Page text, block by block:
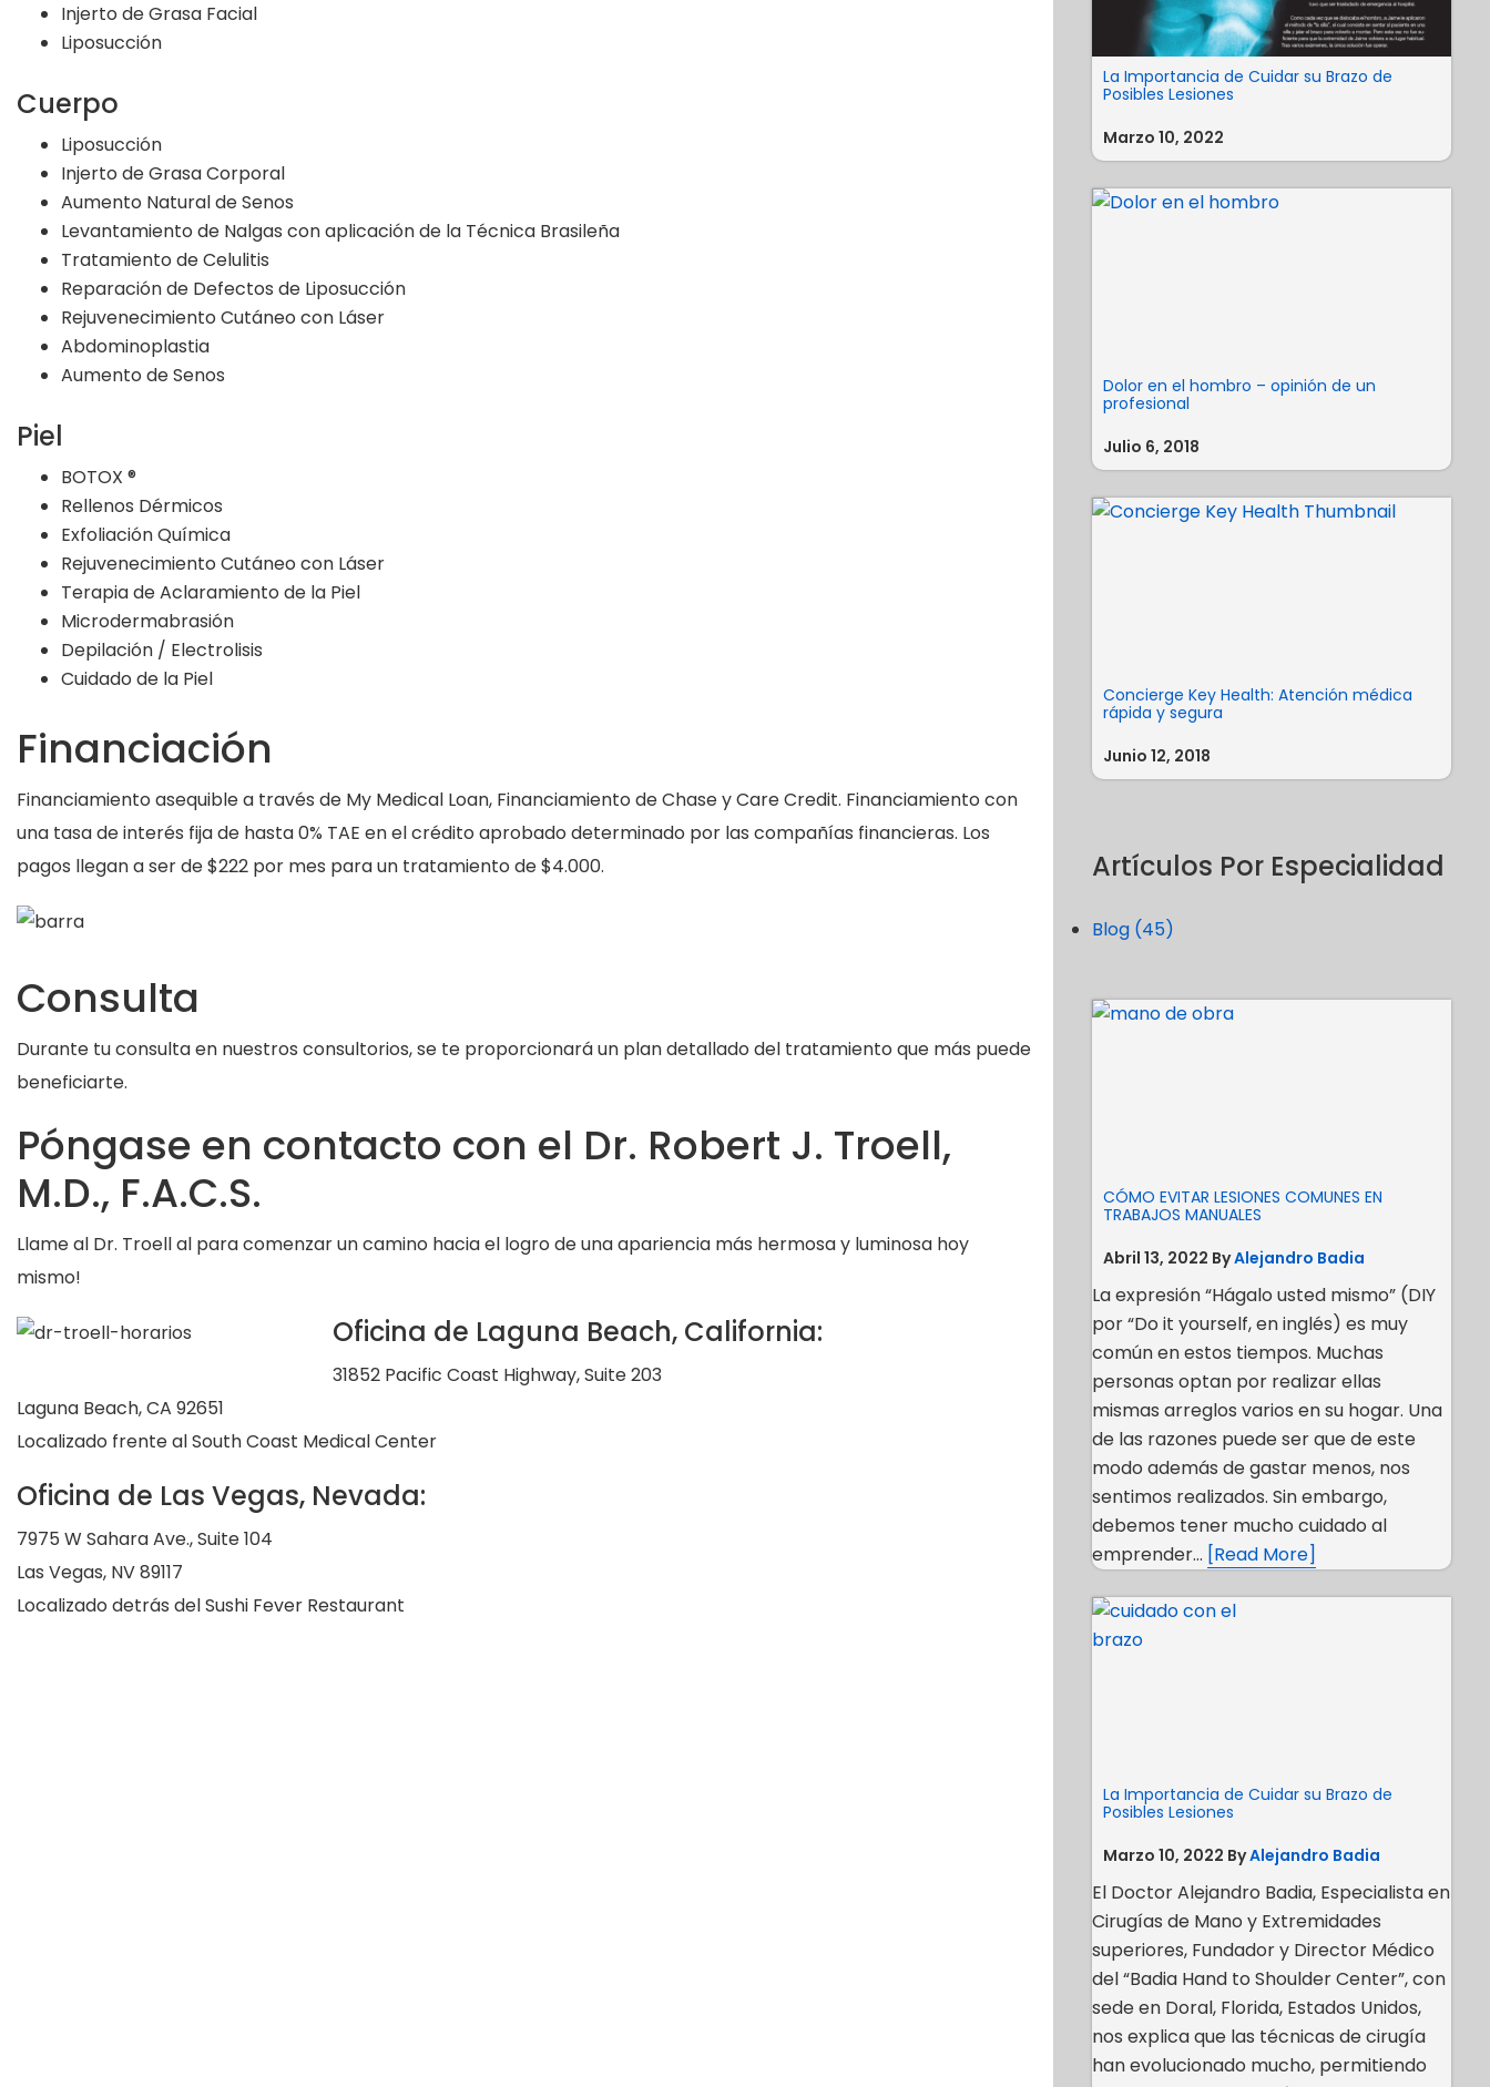
Injerto de Grasa Facial
Liposucción
Cuerpo
Liposucción
Injerto de Grasa Corporal
Aumento Natural de Senos
Levantamiento de Nalgas con aplicación de la Técnica Brasileña
Tratamiento de Celulitis
Reparación de Defectos de Liposucción
Rejuvenecimiento Cutáneo con Láser
Abdominoplastia
Aumento de Senos
Piel
BOTOX ®
Rellenos Dérmicos
Exfoliación Química
Rejuvenecimiento Cutáneo con Láser
Terapia de Aclaramiento de la Piel
Microdermabrasión
Depilación / Electrolisis
Cuidado de la Piel
Financiación
Financiamiento asequible a través de My Medical Loan, Financiamiento de Chase y Care Credit. Financiamiento con
una tasa de interés fija de hasta 0% TAE en el crédito aprobado determinado por las compañías financieras. Los
pagos llegan a ser de $222 por mes para un tratamiento de $4.000.
Consulta
Durante tu consulta en nuestros consultorios, se te proporcionará un plan detallado del tratamiento que más puede
beneficiarte.
Póngase en contacto con el Dr. Robert J. Troell,
M.D., F.A.C.S.
Llame al Dr. Troell al para comenzar un camino hacia el logro de una apariencia más hermosa y luminosa hoy
mismo!
Oficina de Laguna Beach, California:
31852 Pacific Coast Highway, Suite 203
Laguna Beach, CA 92651
Localizado frente al South Coast Medical Center
Oficina de Las Vegas, Nevada:
7975 W Sahara Ave., Suite 104
Las Vegas, NV 89117
Localizado detrás del Sushi Fever Restaurant
La Importancia de Cuidar su Brazo de
Posibles Lesiones
Marzo 10, 2022
Dolor en el hombro – opinión de un
profesional
Julio 6, 2018
Concierge Key Health: Atención médica
rápida y segura
Junio 12, 2018
Artículos Por Especialidad
Blog (45)
CÓMO EVITAR LESIONES COMUNES EN
TRABAJOS MANUALES
Abril 13, 2022 ByAlejandro Badia
La expresión “Hágalo usted mismo” (DIY
por “Do it yourself, en inglés) es muy
común en estos tiempos. Muchas
personas optan por realizar ellas
mismas arreglos varios en su hogar. Una
de las razones puede ser que de este
modo además de gastar menos, nos
sentimos realizados. Sin embargo,
debemos tener mucho cuidado al
emprender… [Read More]
La Importancia de Cuidar su Brazo de
Posibles Lesiones
Marzo 10, 2022 ByAlejandro Badia
El Doctor Alejandro Badia, Especialista en
Cirugías de Mano y Extremidades
superiores, Fundador y Director Médico
del “Badia Hand to Shoulder Center”, con
sede en Doral, Florida, Estados Unidos,
nos explica que las técnicas de cirugía
han evolucionado mucho, permitiendo